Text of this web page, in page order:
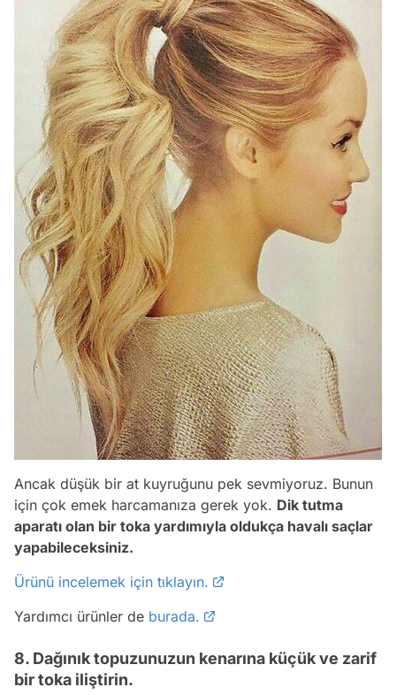
Ancak düşük bir at kuyruğunu pek sevmiyoruz. Bunun
için çok emek harcamanıza gerek yok. Dik tutma
aparatı olan bir toka yardımıyla oldukça havalı saçlar
yapabileceksiniz.
Ürünü incelemek için tıklayın.
Yardımcı ürünler de burada.
8. Dağınık topuzunuzun kenarına küçük ve zarif
bir toka iliştirin.